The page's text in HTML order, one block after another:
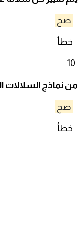
صح
خطأ
10
من نماذج السلالات
صح
خطأ